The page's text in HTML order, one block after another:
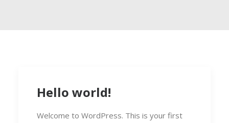
Hello world!
Welcome to WordPress. This is your first